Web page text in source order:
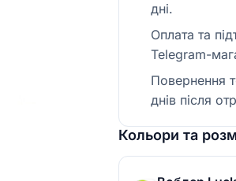
дні.
Оплата та
Telegram-
Повернення
днів після
Кольори та